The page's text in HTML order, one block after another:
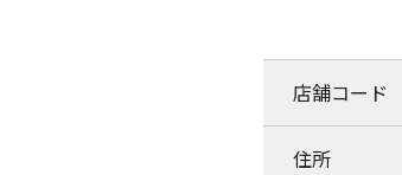
店舗コード
住所